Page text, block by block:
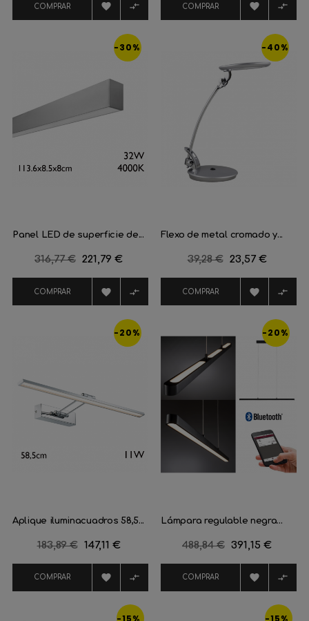
COMPRAR   COMPRAR  
-30%
Panel LED de superficie de...
Precio
316,77 € Precio
221,79 €
COMPRAR  
-40%
Flexo de metal cromado y...
Precio
39,28 € Precio
23,57 €
COMPRAR  
-20%
Aplique iluminacuadros 58,5...
Precio
183,89 € Precio
147,11 €
COMPRAR  
-20%
Lámpara regulable negra...
Precio
488,84 € Precio
391,15 €
COMPRAR  
-15% -15%